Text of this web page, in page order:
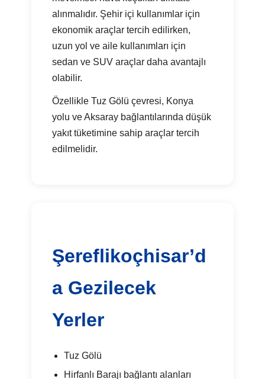
alınmalıdır. Şehir içi kullanımlar için
ekonomik araçlar tercih edilirken,
uzun yol ve aile kullanımları için
sedan ve SUV araçlar daha avantajlı
olabilir.
Özellikle Tuz Gölü çevresi, Konya
yolu ve Aksaray bağlantılarında düşük
yakıt tüketimine sahip araçlar tercih
edilmelidir.
Şereflikoçhisar’d
a Gezilecek
Yerler
Tuz Gölü
Hirfanlı Barajı bağlantı alanları